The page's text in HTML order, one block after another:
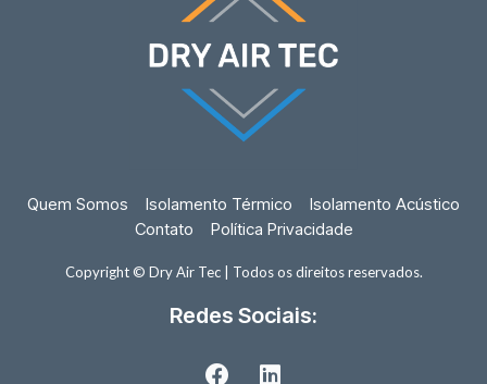
Quem Somos Isolamento Térmico
Isolamento Acústico
Contato
Política Privacidade
Copyright © Dry Air Tec | Todos os direitos reservados.
Redes Sociais:
F
L